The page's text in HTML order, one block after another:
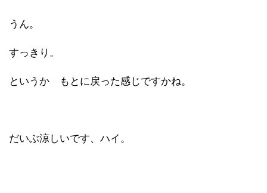
うん。
すっきり。
というか もとに戻った感じですかね。
だいぶ涼しいです、ハイ。